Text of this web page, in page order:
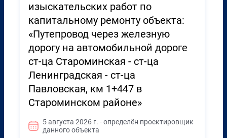
изыскательских работ по
капитальному ремонту объекта:
«Путепровод через железную
дорогу на автомобильной дороге
ст-ца Староминская - ст-ца
Ленинградская - ст-ца
Павловская, км 1+447 в
Староминском районе»
5 августа 2026 г. - определён проектировщик
данного объекта